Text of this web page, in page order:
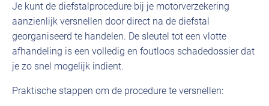
Je kunt de diefstalprocedure bij je motorverzekering
aanzienlijk versnellen door direct na de diefstal
georganiseerd te handelen. De sleutel tot een vlotte
afhandeling is een volledig en foutloos schadedossier dat
je zo snel mogelijk indient.
Praktische stappen om de procedure te versnellen: